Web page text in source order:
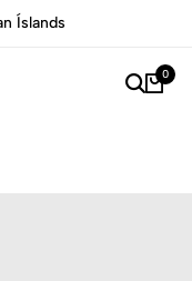
Íslands
0